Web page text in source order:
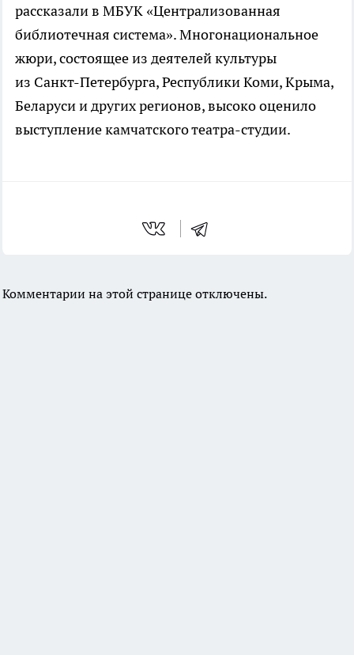
рассказали в МБУК «Централизованная
библиотечная система». Многонациональное
жюри, состоящее из деятелей культуры
из Санкт-Петербурга, Республики Коми, Крыма,
Беларуси и других регионов, высоко оценило
выступление камчатского театра-студии.
Комментарии на этой странице отключены.